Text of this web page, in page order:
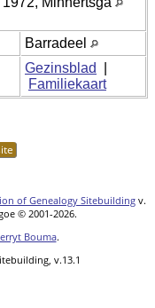
Barradeel
Gezinsblad
Familiekaart
of Genealogy Sitebuilding v.
© 2001-2026.
Bouma.
v.13.1